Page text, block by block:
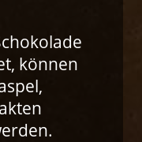
können